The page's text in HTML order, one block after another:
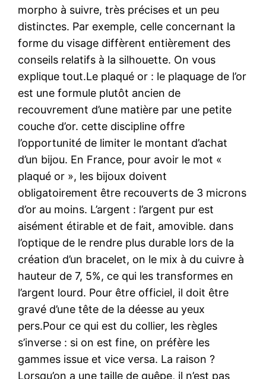
morpho à suivre, très précises et un peu
distinctes. Par exemple, celle concernant la
forme du visage diffèrent entièrement des
conseils relatifs à la silhouette. On vous
explique tout.Le plaqué or : le plaquage de l’or
est une formule plutôt ancien de
recouvrement d’une matière par une petite
couche d’or. cette discipline offre
l’opportunité de limiter le montant d’achat
d’un bijou. En France, pour avoir le mot «
plaqué or », les bijoux doivent
obligatoirement être recouverts de 3 microns
d’or au moins. L’argent : l’argent pur est
aisément étirable et de fait, amovible. dans
l’optique de le rendre plus durable lors de la
création d’un bracelet, on le mix à du cuivre à
hauteur de 7, 5%, ce qui les transformes en
l’argent lourd. Pour être officiel, il doit être
gravé d’une tête de la déesse au yeux
pers.Pour ce qui est du collier, les règles
s’inverse : si on est fine, on préfère les
gammes issue et vice versa. La raison ?
Lorsqu’on a une taille de guêpe, il n’est pas